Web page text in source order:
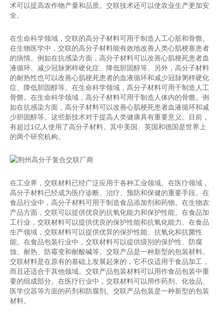
术可以提高农作物产量和品质。交联技术还可以使农业生产更加安
全。
在生命科学领域，交联的高分子材料可用于制造人工心脏和骨骼。
在生物医学中，交联的高分子材料能有效地改善人类心肌梗塞患者
的病情。例如在抗感染方面，高分子材料可以改善心肌梗死患者血
液循环、减少冠脉粥样硬化症、降低胆固醇等。另外，高分子材料
的耐热性也可以改善心肌梗死患者的血液循环和减少冠脉粥样硬化
症、降低胆固醇等。在生命科学领域，高分子材料可用于制造人工
骨骼。在生命科学领域，高分子材料可用于制造人体内的骨骼。例
如在抗感染方面，高分子材料可以改善心肌梗死患者血液循环和减
少胆固醇等。这些新技术对于提高人类健康具有重要意义。目前，
有超过1亿人使用了高分子材料。其中美国、英国和德国是世界上
的两个研究机构。
在工业界，交联材料已经广泛应用于各种工业领域。在医疗领域，
高分子材料已经成为医疗诊断、治疗、预防和保健的重要手段。在
食品行业中，高分子材料可用于制造食品添加剂和药物。在生物农
产品方面，交联可以提供优良的抗氧化能力和保护性能。在食品加
工行业，交联材料可以提供优良的保护性能和抗氧化能力。在食品
生产领域，交联材料可以提供优异的保护性能、抗氧化和抗菌性
能。在食品包装行业中，交联材料可以提供级别的保护性、防腐
蚀、耐热、防霉变和耐酸碱等。交联产品是一种新型的包装材料。
交联材料是在原有的基础上发展起来的，它不仅适用于食品加工，
而且还适合于其他领域。交联产品包装材料可以用作食品包装中重
要的组成部分。在医疗行业中，交联材料可以用作药剂、化妆品、
医学仪器等方面的药剂和防腐剂。交联产品包装是一种新型的包装
材料。